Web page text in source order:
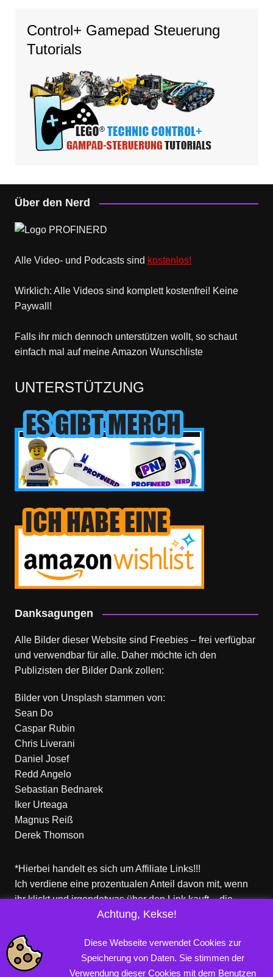
Control+ Gamepad Steuerung
Tutorials
Über den Nerd
Alle Video- und Podcasts sind kostenlos!
Wirklich: Alle Videos sind komplett kostenfrei! Keine
Paywall!
Falls ihr mich dennoch unterstützen wollt, so schaut
einfach mal auf meine Amazon Wunschliste
UNTERSTÜTZUNG
Danksagungen
Alle Bilder dieser Website sind Freebies – frei verfügbar
und verwendbar für alle. Daher möchte ich den
Publizisten der Bilder Dank zollen:
Bilder von Unsplash stammen von:
Sean Do
Caspar Rubin
Chris Liverani
Daniel Josef
Redd Angelo
Sebastian Bednarek
Iker Urteaga
Magnus Reiß
Derek Thomson
*Hierbei handelt es sich um Affiliate Links!!!
Ich verdiene eine prozentualen Anteil davon mit, wenn
ihr klickt und irgendetwas über den Link kauft – die
Produkte dort sind aber nicht von mir!
Achtung, Kekse!
Diese Webseite verwendet Cookies zur
Speicherung von Daten. Sie stimmen der
Verwendung dieser Cookies mit dem Benutzen